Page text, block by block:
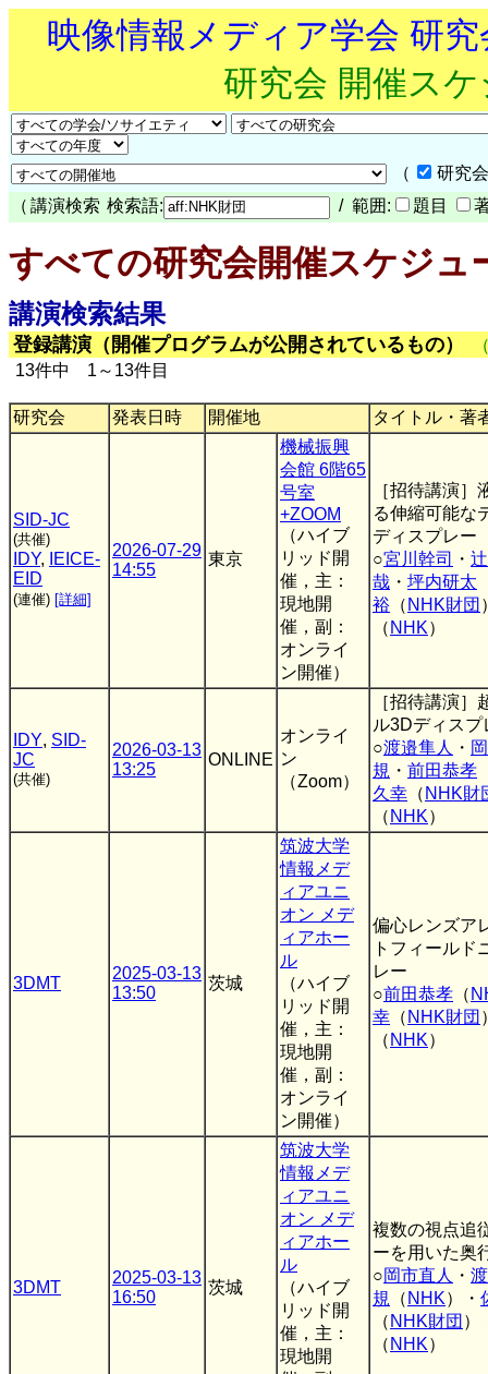
映像情報メディア学会 研
研究会 開催ス
（
研究
（ 講演検索 検索語: / 範囲: 題目
すべての研究会開催スケジュ
講演検索結果
登録講演（開催プログラムが公開されているもの）
13件中 1～13件目
研究会 発表日時 開催地 タイトル・著
SID-JC
(共催)
IDY,
IEICE-
EID
(連催) [詳細]
2026-07-29
14:55
東京
機械振興
会館 6階65
号室
+ZOOM
（ハイブ
リッド開
催，主：
現地開
催，副：
オンライ
ン開催）
［招待講演］
る伸縮可能な
ディスプレー
○宮川幹司 ・
哉 ・ 坪内研太
裕 （ NHK財団
（ NHK）
IDY, SID-
JC
(共催)
2026-03-13
13:25
ONLINE
オンライ
ン
（Zoom）
［招待講演］
ル3Dディス
○渡邉隼人 ・
規 ・ 前田恭孝
久幸 （ NHK財
（ NHK）
3DMT
2025-03-13
13:50
茨城
筑波大学
情報メデ
ィアユニ
オン メデ
ィアホー
ル
（ハイブ
リッド開
催，主：
現地開
催，副：
オンライ
ン開催）
偏心レンズア
トフィールド
レー
○前田恭孝 （
幸 （ NHK財団
（ NHK）
3DMT
2025-03-13
16:50
茨城
筑波大学
情報メデ
ィアユニ
オン メデ
ィアホー
ル
（ハイブ
リッド開
催，主：
現地開
複数の視点追
ーを用いた奥
○岡市直人 ・
規
（ NHK）・
（ NHK財団 ）
（ NHK）